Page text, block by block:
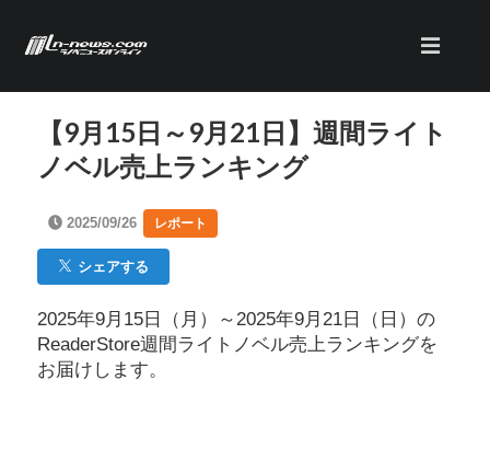
【9月15日～9月21日】週間ライト
ノベル売上ランキング
2025/09/26 レポート
シェアする
2025年9月15日（月）～2025年9月21日（日）の
ReaderStore週間ライトノベル売上ランキングを
お届けします。